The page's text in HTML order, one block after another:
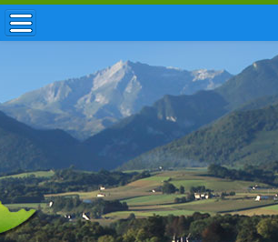
ACCUEIL / INFOS
MUNICIPALITÉ
VIE LOCALE
ENFANCE
TOURISME